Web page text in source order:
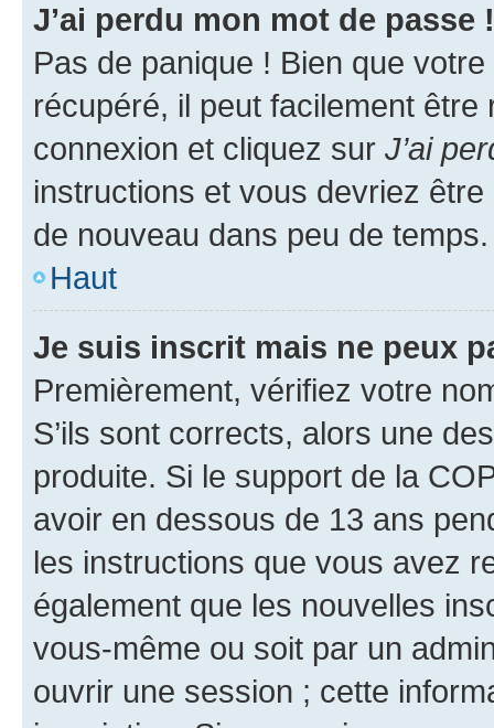
J’ai perdu mon mot de passe !
Pas de panique ! Bien que
récupéré, il peut facilement
connexion et cliquez sur J’ai
instructions et vous devriez
de nouveau dans peu de temps.
Haut
Je suis inscrit mais ne peux
Premièrement, vérifiez votre
S’ils sont corrects, alors une
produite. Si le support de la
avoir en dessous de 13 ans
les instructions que vous avez
également que les nouvelles
vous-même ou soit par un
ouvrir une session ; cette